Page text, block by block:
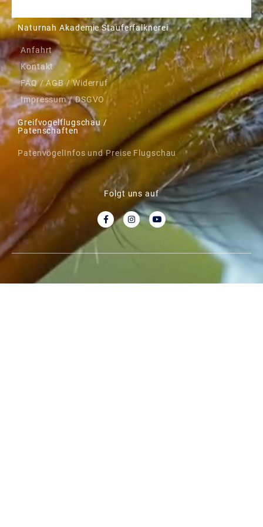
Naturnah Akademie Stauferfalknerei
Anfahrt
Kontakt
FAQ / AGB / Widerruf
Impressum / DSGVO
Greifvogelflugschau /
Patenschaften
Patenvögel Infos und Preise Flugschau
Folgt uns auf